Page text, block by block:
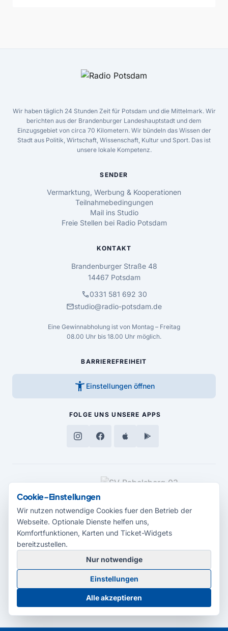
Wir haben täglich 24 Stunden Zeit für Potsdam und die Mittelmark. Wir
berichten aus der Brandenburger Landeshauptstadt und dem
Einzugsgebiet von circa 70 Kilometern. Wir bündeln das Wissen der
Stadt aus Politik, Wirtschaft, Wissenschaft, Kultur und Sport. Das ist
unsere lokale Kompetenz.
SENDER
Vermarktung, Werbung & Kooperationen
Teilnahmebedingungen
Mail ins Studio
Freie Stellen bei Radio Potsdam
KONTAKT
Brandenburger Straße 48
14467 Potsdam
call0331 581 692 30
mailstudio@radio-potsdam.de
Eine Gewinnabholung ist von Montag – Freitag
08.00 Uhr bis 18.00 Uhr möglich.
BARRIEREFREIHEIT
accessibility_new Einstellungen öffnen
FOLGE UNS UNSERE APPS
MEDIENPARTNER
© 2026 Radio Potsdam. Webseite entwickelt durch dieMedienagentur
Babelsberg
BarrierefreiheitserklärungAGBDatenschutzImpressum
Cookie-Einstellungen
Cookie-Einstellungen
Wir nutzen notwendige Cookies fuer den Betrieb der
Webseite. Optionale Dienste helfen uns,
Komfortfunktionen, Karten und Ticket-Widgets
bereitzustellen.
Nur notwendige
Einstellungen
Alle akzeptieren